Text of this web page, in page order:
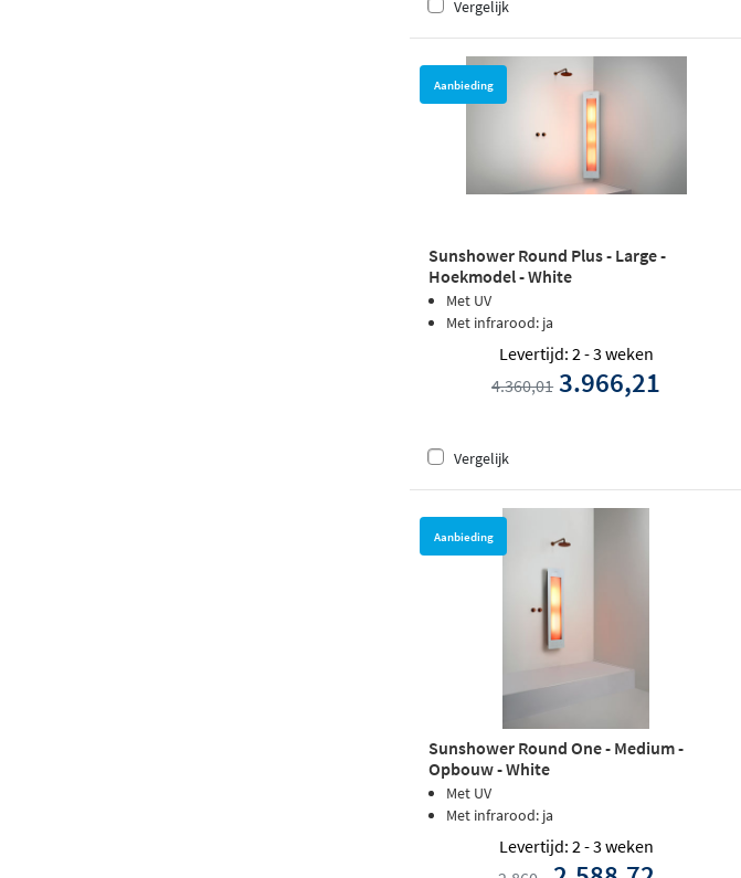
Vergelijk
Aanbieding
Sunshower Round Plus - Large -
Hoekmodel - White
Met UV
Met infrarood: ja
Levertijd: 2 - 3 weken
4.360,01 3.966,21
Vergelijk
Aanbieding
Sunshower Round One - Medium -
Opbouw - White
Met UV
Met infrarood: ja
Levertijd: 2 - 3 weken